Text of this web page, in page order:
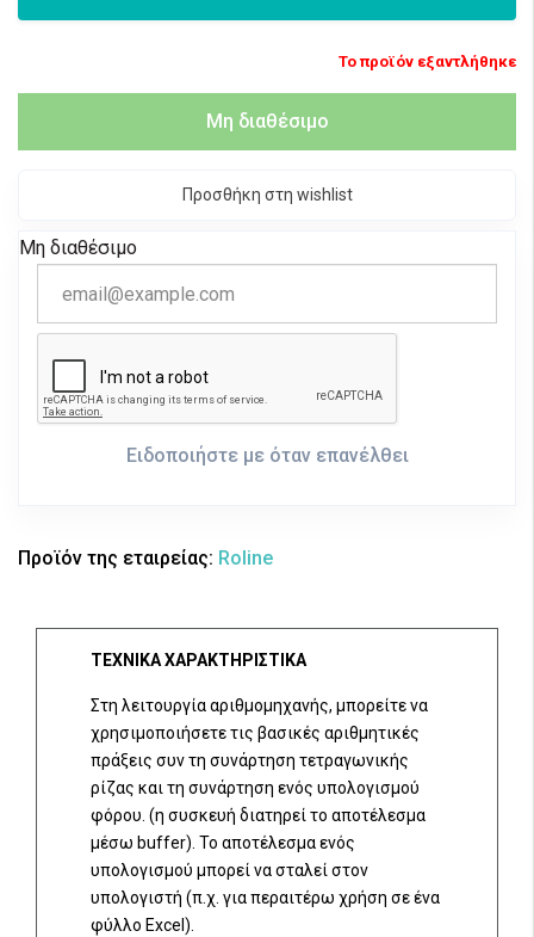
Το προϊόν εξαντλήθηκε
Μη διαθέσιμο
Προσθήκη στη wishlist
Μη διαθέσιμο
Ειδοποιήστε με όταν επανέλθει
Προϊόν της εταιρείας: Roline
ΤΕΧΝΙΚΑ ΧΑΡΑΚΤΗΡΙΣΤΙΚΑ
Στη λειτουργία αριθμομηχανής, μπορείτε να
χρησιμοποιήσετε τις βασικές αριθμητικές
πράξεις συν τη συνάρτηση τετραγωνικής
ρίζας και τη συνάρτηση ενός υπολογισμού
φόρου. (η συσκευή διατηρεί το αποτέλεσμα
μέσω buffer). Το αποτέλεσμα ενός
υπολογισμού μπορεί να σταλεί στον
υπολογιστή (π.χ. για περαιτέρω χρήση σε ένα
φύλλο Excel).